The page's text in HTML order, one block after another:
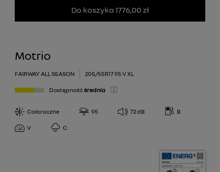
Do koszyka 1776,00 zł
Motrio
FAIRWAY ALL SEASON 205/55R17 95 V XL
Dostępność średnia
Całoroczne 95 72dB B
V C